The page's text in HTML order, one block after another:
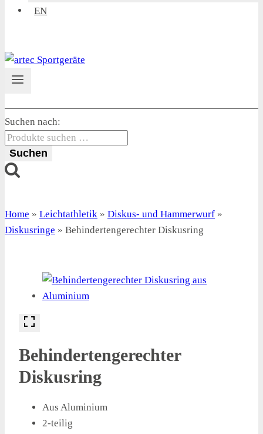
EN
Suchen nach:
Suchen
Home » Leichtathletik » Diskus- und Hammerwurf »
Diskusringe » Behindertengerechter Diskusring
Behindertengerechter
Diskusring
Aus Aluminium
2-teilig